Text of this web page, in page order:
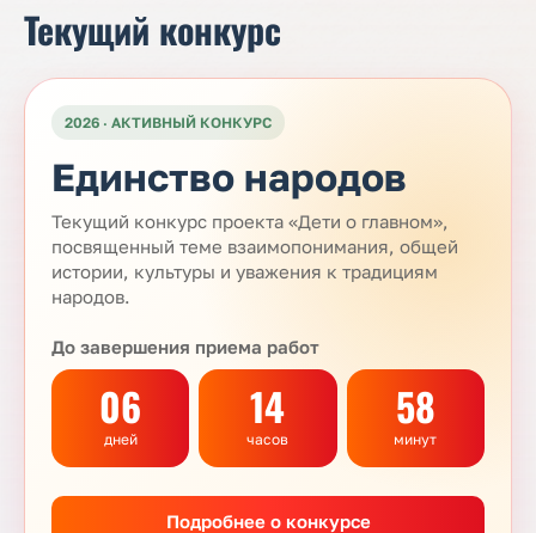
Текущий конкурс
2026 · АКТИВНЫЙ КОНКУРС
Единство народов
Текущий конкурс проекта «Дети о главном»,
посвященный теме взаимопонимания, общей
истории, культуры и уважения к традициям
народов.
До завершения приема работ
06
дней
14
часов
58
минут
Подробнее о конкурсе